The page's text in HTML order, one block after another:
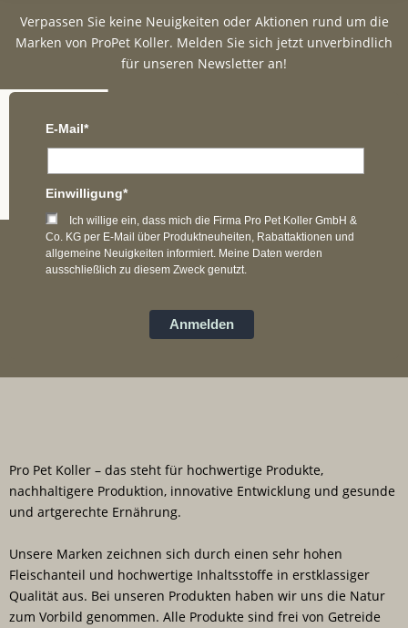
Verpassen Sie keine Neuigkeiten oder Aktionen rund um die
Marken von ProPet Koller. Melden Sie sich jetzt unverbindlich
für unseren Newsletter an!
E-Mail*
Einwilligung*
Ich willige ein, dass mich die Firma Pro Pet Koller GmbH &
Co. KG per E-Mail über Produktneuheiten, Rabattaktionen und
allgemeine Neuigkeiten informiert. Meine Daten werden
ausschließlich zu diesem Zweck genutzt.
Anmelden
Pro Pet Koller – das steht für hochwertige Produkte,
nachhaltigere Produktion, innovative Entwicklung und gesunde
und artgerechte Ernährung.
Unsere Marken zeichnen sich durch einen sehr hohen
Fleischanteil und hochwertige Inhaltsstoffe in erstklassiger
Qualität aus. Bei unseren Produkten haben wir uns die Natur
zum Vorbild genommen. Alle Produkte sind frei von Getreide